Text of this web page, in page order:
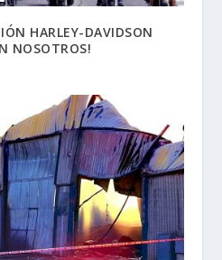
HARLEY-DAVIDSON
NOSOTROS!